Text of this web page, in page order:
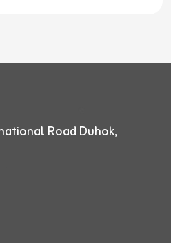
Road Duhok,